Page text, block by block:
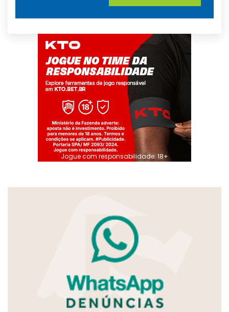
Jogue com responsabilidade. 18+